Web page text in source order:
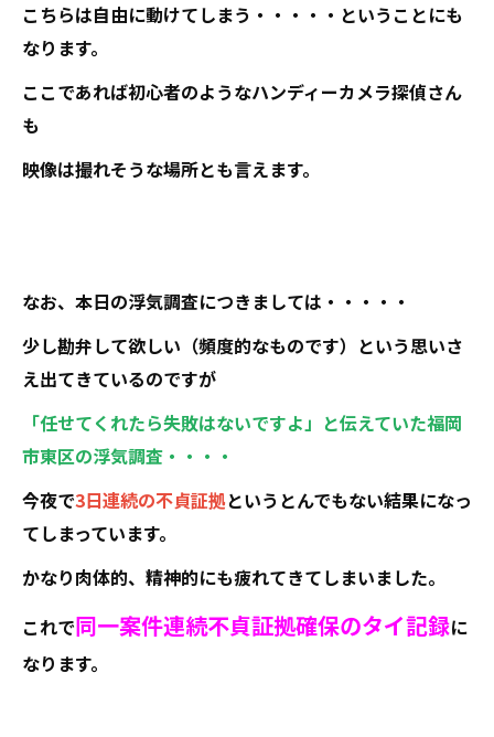
こちらは自由に動けてしまう・・・・・ということにも
なります。
ここであれば初心者のようなハンディーカメラ探偵さん
も
映像は撮れそうな場所とも言えます。
なお、本日の浮気調査につきましては・・・・・
少し勘弁して欲しい（頻度的なものです）という思いさ
え出てきているのですが
「任せてくれたら失敗はないですよ」と伝えていた福岡
市東区の浮気調査・・・・
今夜で3日連続の不貞証拠というとんでもない結果になっ
てしまっています。
かなり肉体的、精神的にも疲れてきてしまいました。
これで同一案件連続不貞証拠確保のタイ記録に
なります。